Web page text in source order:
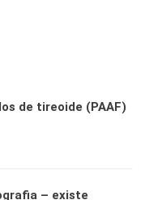
de tireoide (PAAF)
– existe